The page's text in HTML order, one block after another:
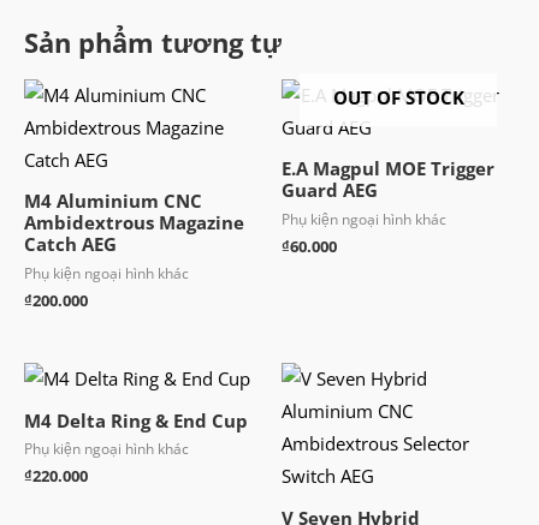
Sản phẩm tương tự
M4 Aluminium CNC
Ambidextrous Magazine
Catch AEG
Phụ kiện ngoại hình khác
₫200.000
OUT OF STOCK
E.A Magpul MOE Trigger
Guard AEG
Phụ kiện ngoại hình khác
₫60.000
M4 Delta Ring & End Cup
Phụ kiện ngoại hình khác
₫220.000
V Seven Hybrid